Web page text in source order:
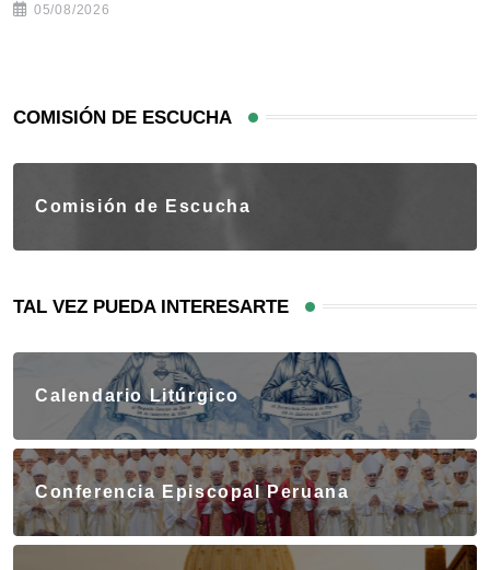
05/08/2026
COMISIÓN DE ESCUCHA
Comisión de Escucha
TAL VEZ PUEDA INTERESARTE
Calendario Litúrgico
Conferencia Episcopal Peruana